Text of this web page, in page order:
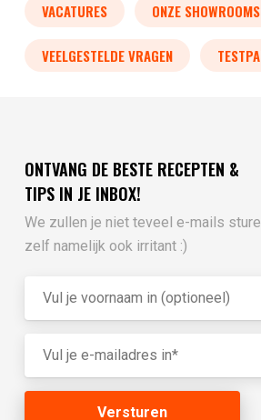
VACATURES ONZE SHOWROOMS
VEELGESTELDE VRAGEN
ONTVANG DE BESTE RECEPTEN &
TIPS IN JE INBOX!
We zullen je niet teveel e-mails
zelf namelijk ook irritant :)